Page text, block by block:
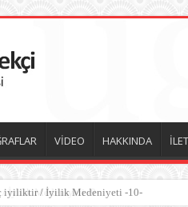
VİDEO HAKKINDA
/ İyilik Medeniyeti -9-